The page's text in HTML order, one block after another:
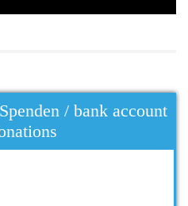
/ bank account